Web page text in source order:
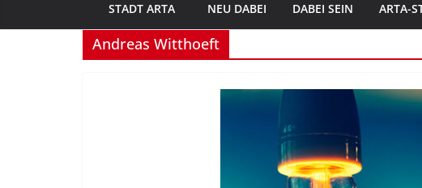
STADT ARTA NEU DABEI DABEI SEIN ARTA-
Andreas Witthoeft